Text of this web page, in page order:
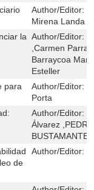
Author/Editor:
Mirena Landa
la Author/Editor:
,Carmen Parra
Barraycoa
Esteller
para
Author/Editor:
Porta
Author/Editor:
Álvarez
BUSTAMANTE
de
Author/Editor: